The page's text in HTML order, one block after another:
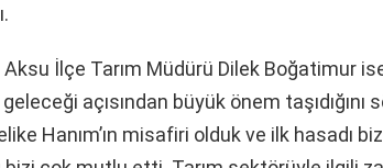
Aksu İlçe Tarım Müdürü Dilek Boğatimur
açısından büyük önem taşıdığını
Hanım’ın misafiri olduk ve ilk hasadı